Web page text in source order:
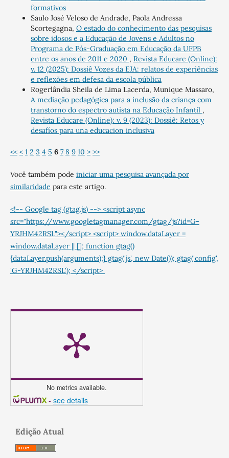
formativos
Saulo José Veloso de Andrade, Paola Andressa
Scortegagna, O estado do conhecimento das pesquisas
sobre idosos e a Educação de Jovens e Adultos no
Programa de Pós-Graduação em Educação da UFPB
entre os anos de 2011 e 2020 , Revista Educare (Online):
v. 12 (2025): Dossiê Vozes da EJA: relatos de experiências
e reflexões em defesa da escola pública
Rogerlândia Sheila de Lima Lacerda, Munique Massaro,
A mediação pedagógica para a inclusão da criança com
transtorno do espectro autista na Educação Infantil ,
Revista Educare (Online): v. 9 (2023): Dossiê: Retos y
desafíos para una educacion inclusiva
<< < 1 2 3 4 5 6 7 8 9 10 > >>
Você também pode iniciar uma pesquisa avançada por
similaridade para este artigo.
<!-- Google tag (gtag.js) --> <script async
src="https://www.googletagmanager.com/gtag/js?id=G-
YRJHM42RSL"></script> <script> window.dataLayer =
window.dataLayer || []; function gtag()
{dataLayer.push(arguments);} gtag('js', new Date()); gtag('config',
'G-YRJHM42RSL'); </script>
No metrics available.
- see details
Edição Atual